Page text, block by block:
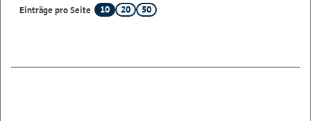
Einträge pro Seite
10 20 50